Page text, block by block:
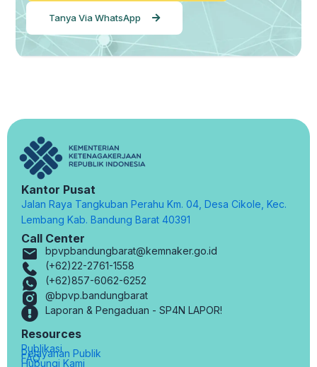
Tanya Via WhatsApp
Kantor Pusat
Jalan Raya Tangkuban Perahu Km. 04, Desa Cikole, Kec.
Lembang Kab. Bandung Barat 40391
Call Center
bpvpbandungbarat@kemnaker.go.id
(+62)22-2761-1558
(+62)857-6062-6252
@bpvp.bandungbarat
Laporan & Pengaduan - SP4N LAPOR!
Resources
Publikasi
Pelayanan Publik
FAQ
Hubungi Kami